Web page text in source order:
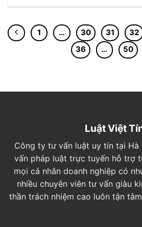
1 … 30 31 32
36
… 50
Luật Việt
Công ty tư vấn luật uy tín tại
vấn pháp luật trực tuyến hỗ trợ
mọi cá nhân doanh nghiệp có
nhiều chuyên viên tư vấn giàu
thần trách nhiệm cao luôn tận